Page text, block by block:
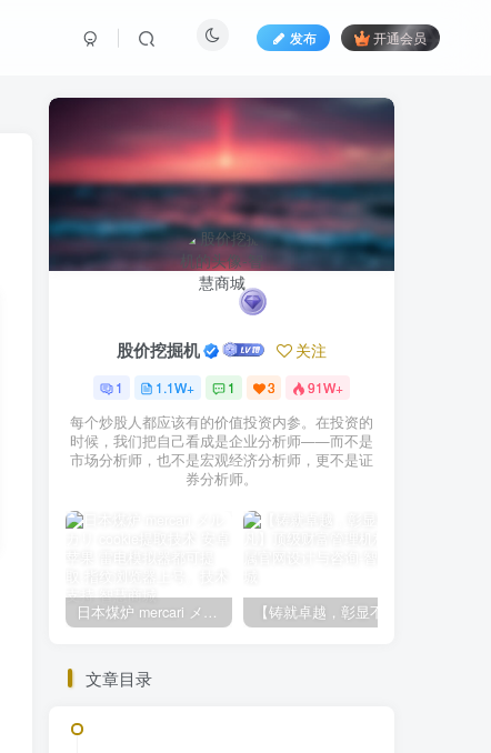
发布 开通会员
股价挖掘机 关注
1 1.1W+ 1 3 91W+
每个炒股人都应该有的价值投资内参。在投资的
时候，我们把自己看成是企业分析师——而不是
市场分析师，也不是宏观经济分析师，更不是证
券分析师。
日本煤炉 mercari メルカリ cookie提取技术 安卓 苹果 雷电模拟器都可提取,指纹浏览器上号。技术支持
文章目录